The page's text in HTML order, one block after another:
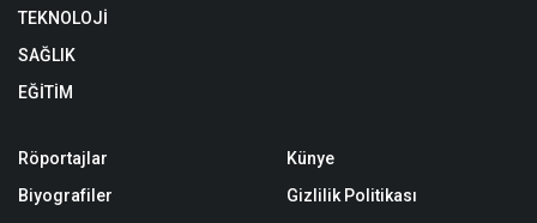
TEKNOLOJİ
SAĞLIK
EĞİTİM
Röportajlar
Biyografiler
Künye
Gizlilik Politikası